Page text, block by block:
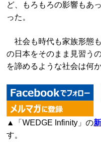
ど、もろもろの影響もあ
った。
社会も時代も家族形態
の日本をそのまま見習う
を諦めるような社会は何
▲「WEDGE Infinity」の
す。